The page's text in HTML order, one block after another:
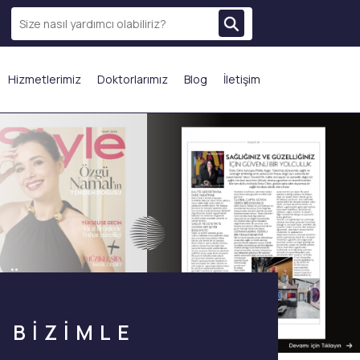
Hizmetlerimiz
ÇOK TERCİH EDİLENLER
Doktorlarımız Blog İletişim
BİZİMLE